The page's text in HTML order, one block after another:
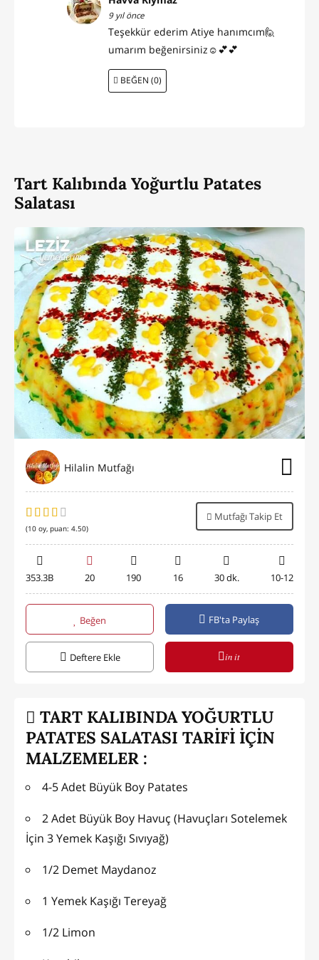
9 yıl önce
Teşekkür ederim Atiye hanımcım🙋
umarım beğenirsiniz☺💕💕
BEĞEN (0)
Tart Kalıbında Yoğurtlu Patates
Salatası
Hilalin Mutfağı
(10 oy, puan: 4.50)
Mutfağı Takip Et
353.3B 20 190 16 30 dk. 10-12
Beğen FB'ta Paylaş
Deftere Ekle in it
TART KALIBINDA YOĞURTLU
PATATES SALATASI TARİFİ İÇİN
MALZEMELER :
4-5 Adet Büyük Boy Patates
2 Adet Büyük Boy Havuç (Havuçları Sotelemek
İçin 3 Yemek Kaşığı Sıvıyağ)
1/2 Demet Maydanoz
1 Yemek Kaşığı Tereyağ
1/2 Limon